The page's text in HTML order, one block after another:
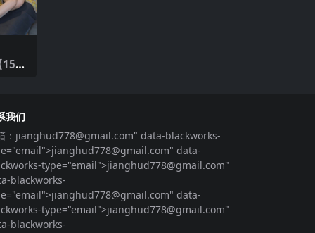
15
我们
： jianghud778@gmail.com" data-blackworks-
jianghud778@gmail.com" data-
type="email">jianghud778@gmail.com"
blackworks-
jianghud778@gmail.com" data-
type="email">jianghud778@gmail.com"
blackworks-